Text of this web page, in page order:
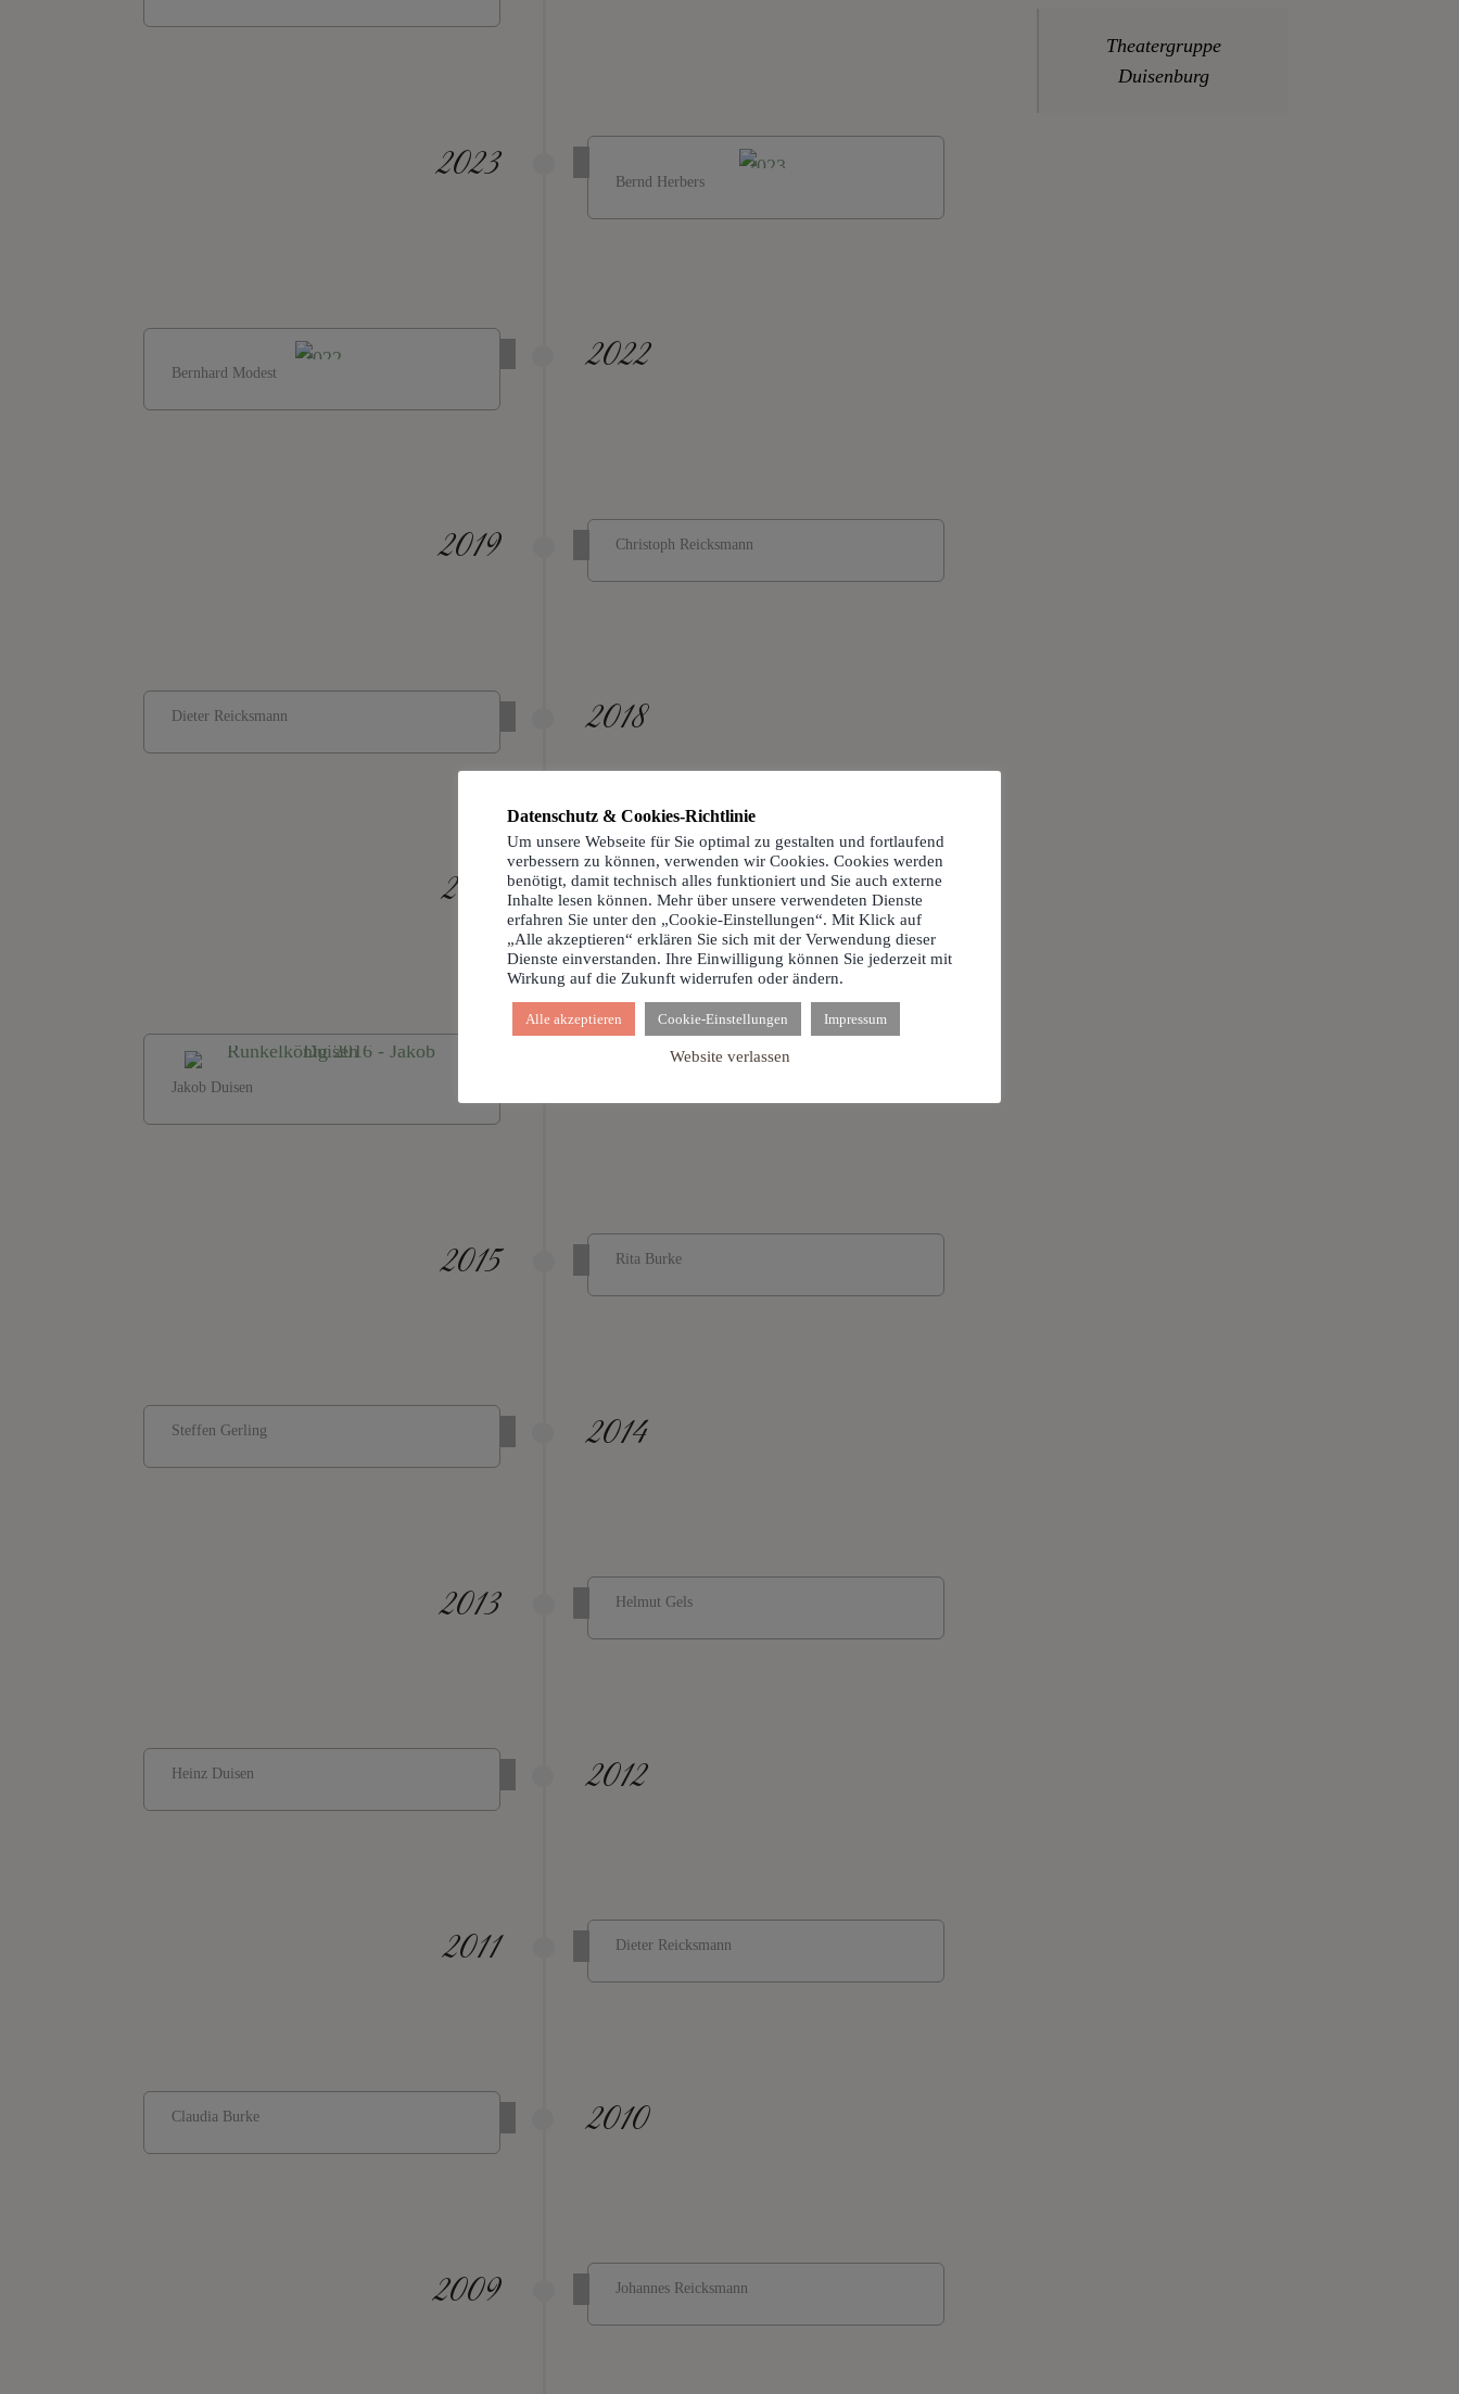
2023 Bernd Herbers
2022
Bernhard Modest
2019 Christoph Reicksmann
2018
Dieter Reicksmann
2017 Lars Berger
Jakob Duisen
2015 Rita Burke
2014
Steffen Gerling
2013 Helmut Gels
2012
Heinz Duisen
2011 Dieter Reicksmann
2010
Claudia Burke
2009 Johannes Reicksmann
Theatergruppe
Duisenburg
Datenschutz & Cookies-Richtlinie
Um unsere Webseite für Sie optimal zu gestalten und fortlaufend
verbessern zu können, verwenden wir Cookies. Cookies werden
benötigt, damit technisch alles funktioniert und Sie auch externe
Inhalte lesen können. Mehr über unsere verwendeten Dienste
erfahren Sie unter den „Cookie-Einstellungen“. Mit Klick auf
„Alle akzeptieren“ erklären Sie sich mit der Verwendung dieser
Dienste einverstanden. Ihre Einwilligung können Sie jederzeit mit
Wirkung auf die Zukunft widerrufen oder ändern.
Alle akzeptieren Cookie-Einstellungen Impressum
Website verlassen